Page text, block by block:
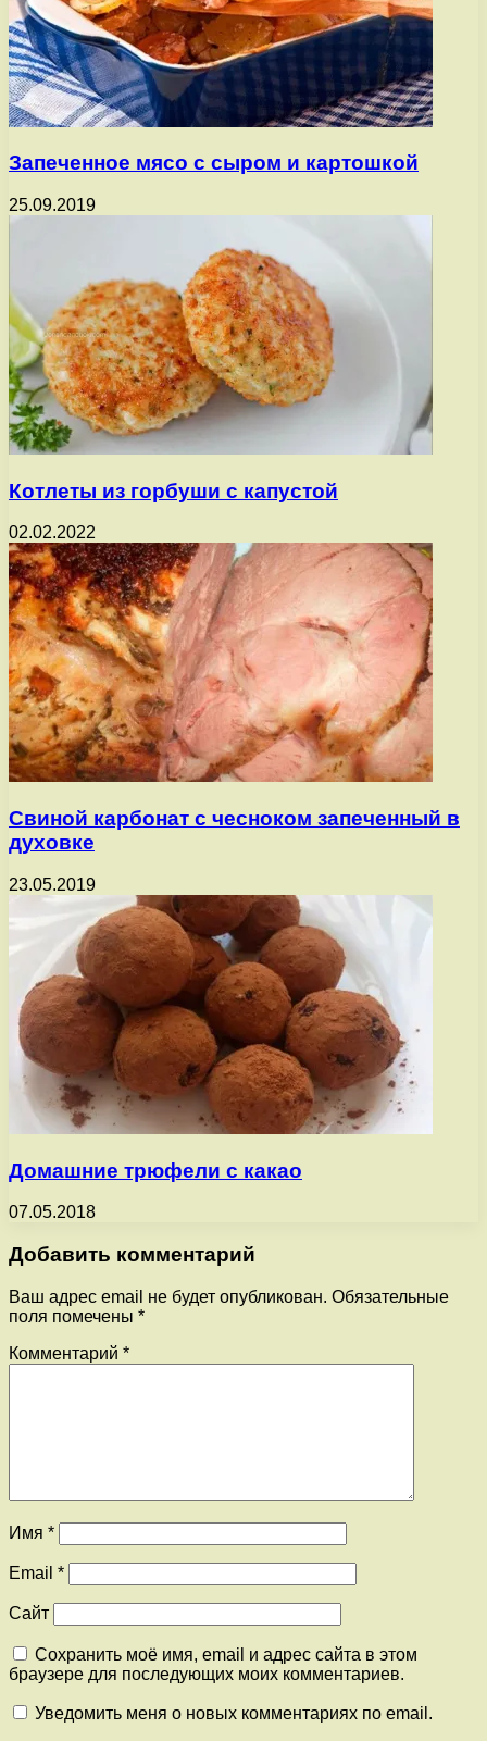
Запеченное мясо с сыром и картошкой
25.09.2019
Котлеты из горбуши с капустой
02.02.2022
Свиной карбонат с чесноком запеченный в
духовке
23.05.2019
Домашние трюфели с какао
07.05.2018
Добавить комментарий
Ваш адрес email не будет опубликован. Обязательные
поля помечены *
Комментарий *
Имя *
Email *
Сайт
Сохранить моё имя, email и адрес сайта в этом
браузере для последующих моих комментариев.
Уведомить меня о новых комментариях по email.